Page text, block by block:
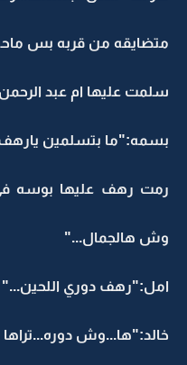
متضايقه من قربه بس
سلمت عليها ام عبد الرحمن
بسمه:"ما بتسلمين
رمت رهف عليها بوسه
وش هالجمال..."
امل:"رهف دوري اللحين..."
خالد:"ها...وش